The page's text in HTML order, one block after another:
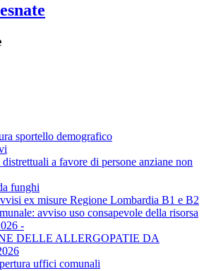
sportello demografico
a favore di persone anziane non
funghi
ex misure Regione Lombardia B1 e B2
avviso uso consapevole della risorsa
-
DELLE ALLERGOPATIE DA
uffici comunali